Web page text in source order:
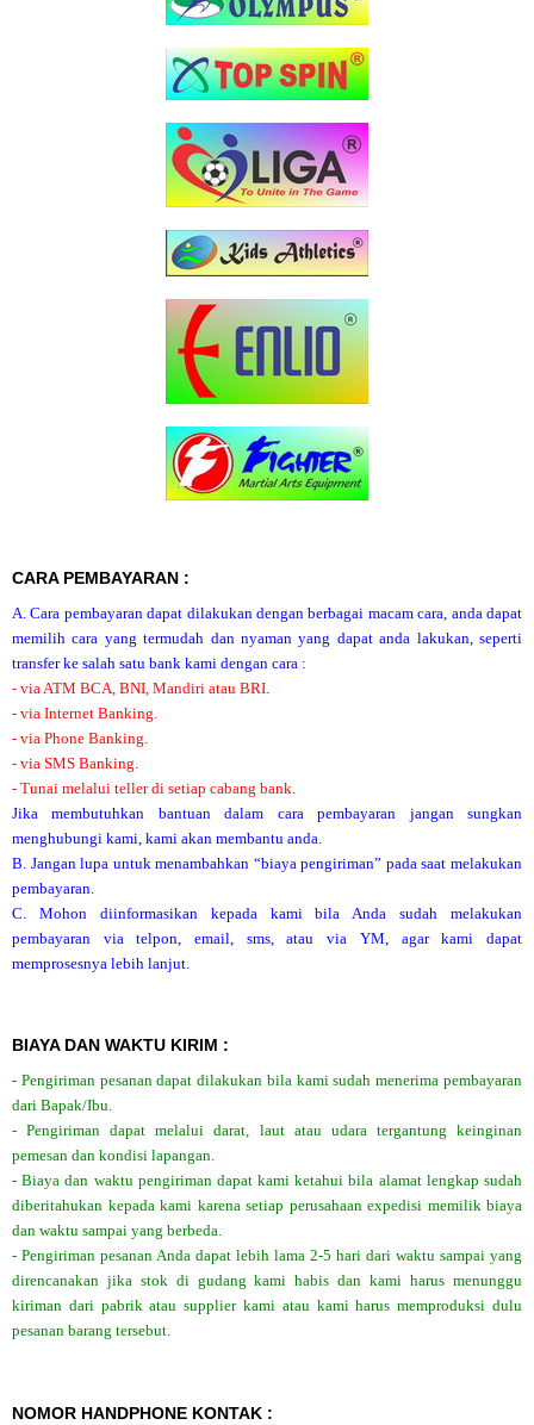
CARA PEMBAYARAN :
A. Cara pembayaran dapat dilakukan dengan berbagai macam cara, anda dapat
memilih cara yang termudah dan nyaman yang dapat anda lakukan, seperti
transfer ke salah satu bank kami dengan cara :
- via ATM BCA, BNI, Mandiri atau BRI.
- via Internet Banking.
- via Phone Banking.
- via SMS Banking.
- Tunai melalui teller di setiap cabang bank.
Jika membutuhkan bantuan dalam cara pembayaran jangan sungkan
menghubungi kami, kami akan membantu anda.
B. Jangan lupa untuk menambahkan “biaya pengiriman” pada saat melakukan
pembayaran.
C. Mohon diinformasikan kepada kami bila Anda sudah melakukan
pembayaran via telpon, email, sms, atau via YM, agar kami dapat
memprosesnya lebih lanjut.
BIAYA DAN WAKTU KIRIM :
- Pengiriman pesanan dapat dilakukan bila kami sudah menerima pembayaran
dari Bapak/Ibu.
- Pengiriman dapat melalui darat, laut atau udara tergantung keinginan
pemesan dan kondisi lapangan.
- Biaya dan waktu pengiriman dapat kami ketahui bila alamat lengkap sudah
diberitahukan kepada kami karena setiap perusahaan expedisi memilik biaya
dan waktu sampai yang berbeda.
- Pengiriman pesanan Anda dapat lebih lama 2-5 hari dari waktu sampai yang
direncanakan jika stok di gudang kami habis dan kami harus menunggu
kiriman dari pabrik atau supplier kami atau kami harus memproduksi dulu
pesanan barang tersebut.
NOMOR HANDPHONE KONTAK :